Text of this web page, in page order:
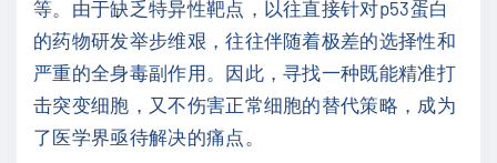
等。由于缺乏特异性靶点，以往直接针对p53蛋白
的药物研发举步维艰，往往伴随着极差的选择性和
严重的全身毒副作用。因此，寻找一种既能精准打
击突变细胞，又不伤害正常细胞的替代策略，成为
了医学界亟待解决的痛点。